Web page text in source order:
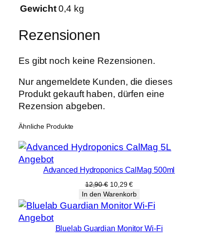
.
5
F
u
l
S
p
c
t
u
e
n
Gewicht 0,4 kg
Rezensionen
Es gibt noch keine Rezensionen.
Nur angemeldete Kunden, die dieses
Produkt gekauft haben, dürfen eine
Rezension abgeben.
Ähnliche Produkte
AngebotProdukt
im
Angebot
Advanced Hydroponics CalMag 500ml
12,90€ Ursprünglicher
Preis
war:
12,90 €
10,29€Aktueller
Preis
ist:
10,29 €.
In den Warenkorb
AngebotProdukt
im
Bluelab Guardian Monitor Wi-Fi